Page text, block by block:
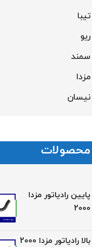
تیبا
ریو
سمند
مزدا
نیسان
محصولات
پایین رادیاتور مزدا
2000
بالا رادیاتور مزدا 2000